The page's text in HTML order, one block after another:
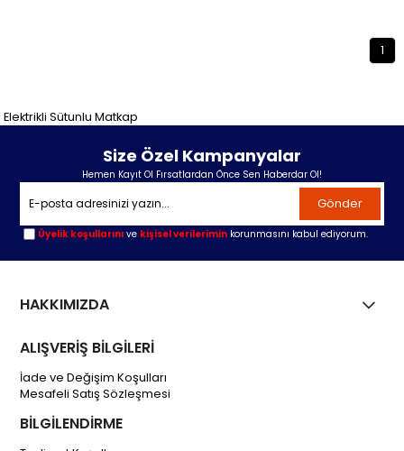
1
Elektrikli Sütunlu Matkap
Size Özel Kampanyalar
Hemen Kayıt Ol Fırsatlardan Önce Sen Haberdar Ol!
Gönder
Üyelik koşullarını ve kişisel verilerimin korunmasını kabul ediyorum.
HAKKIMIZDA
ALIŞVERİŞ BİLGİLERİ
İade ve Değişim Koşulları
Mesafeli Satış Sözleşmesi
BİLGİLENDİRME